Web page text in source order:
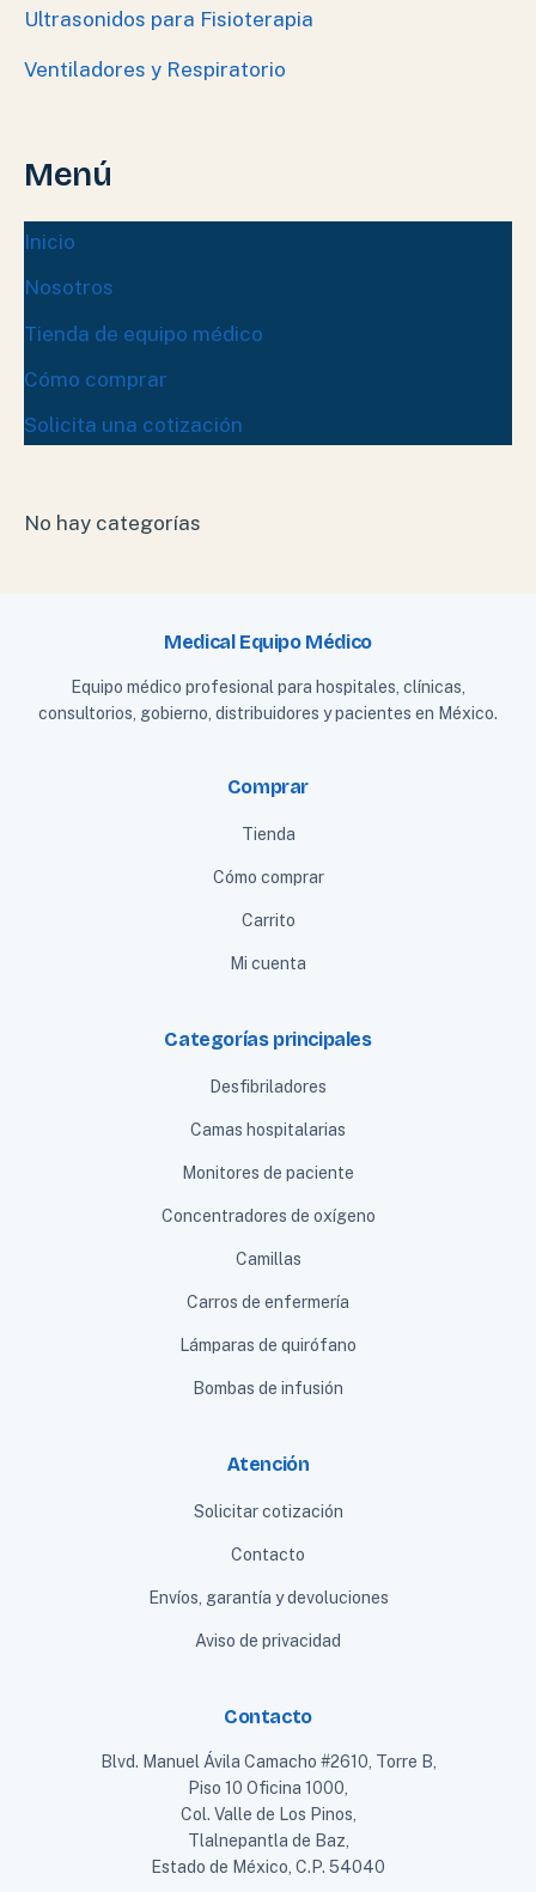
Ultrasonidos para Fisioterapia
Ventiladores y Respiratorio
Menú
Inicio
Nosotros
Tienda de equipo médico
Cómo comprar
Solicita una cotización
No hay categorías
Medical Equipo Médico
Equipo médico profesional para hospitales, clínicas,
consultorios, gobierno, distribuidores y pacientes en México.
Comprar
Tienda
Cómo comprar
Carrito
Mi cuenta
Categorías principales
Desfibriladores
Camas hospitalarias
Monitores de paciente
Concentradores de oxígeno
Camillas
Carros de enfermería
Lámparas de quirófano
Bombas de infusión
Atención
Solicitar cotización
Contacto
Envíos, garantía y devoluciones
Aviso de privacidad
Contacto
Blvd. Manuel Ávila Camacho #2610, Torre B,
Piso 10 Oficina 1000,
Col. Valle de Los Pinos,
Tlalnepantla de Baz,
Estado de México, C.P. 54040